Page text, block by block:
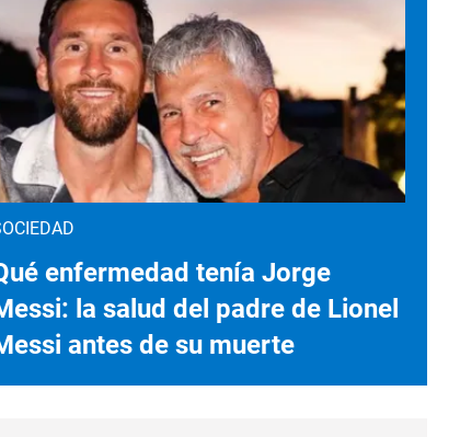
enfermedad tenía Jorge
la salud del padre de Lionel
antes de su muerte